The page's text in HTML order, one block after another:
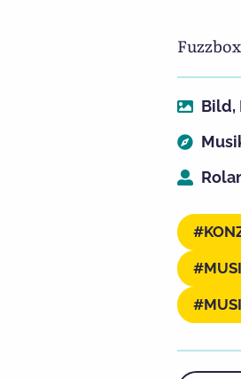
Bild,